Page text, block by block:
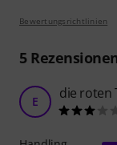
Bewertungsrichtlinien
5
E die roten